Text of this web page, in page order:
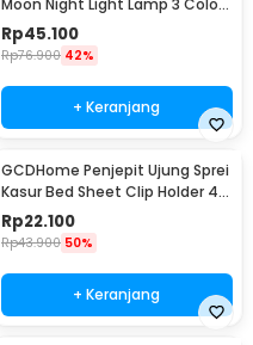
8cm 1W 5V - LD002701
Rp45.100
Rp76.900 42%
+ Keranjang
GCDHome Penjepit Ujung Sprei
Kasur Bed Sheet Clip Holder 4
PCS - FS-1809
Rp22.100
Rp43.900 50%
+ Keranjang